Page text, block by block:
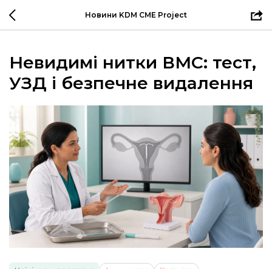
Новини KDM CME Project
Невидимі нитки ВМС: тест,
УЗД і безпечне видалення